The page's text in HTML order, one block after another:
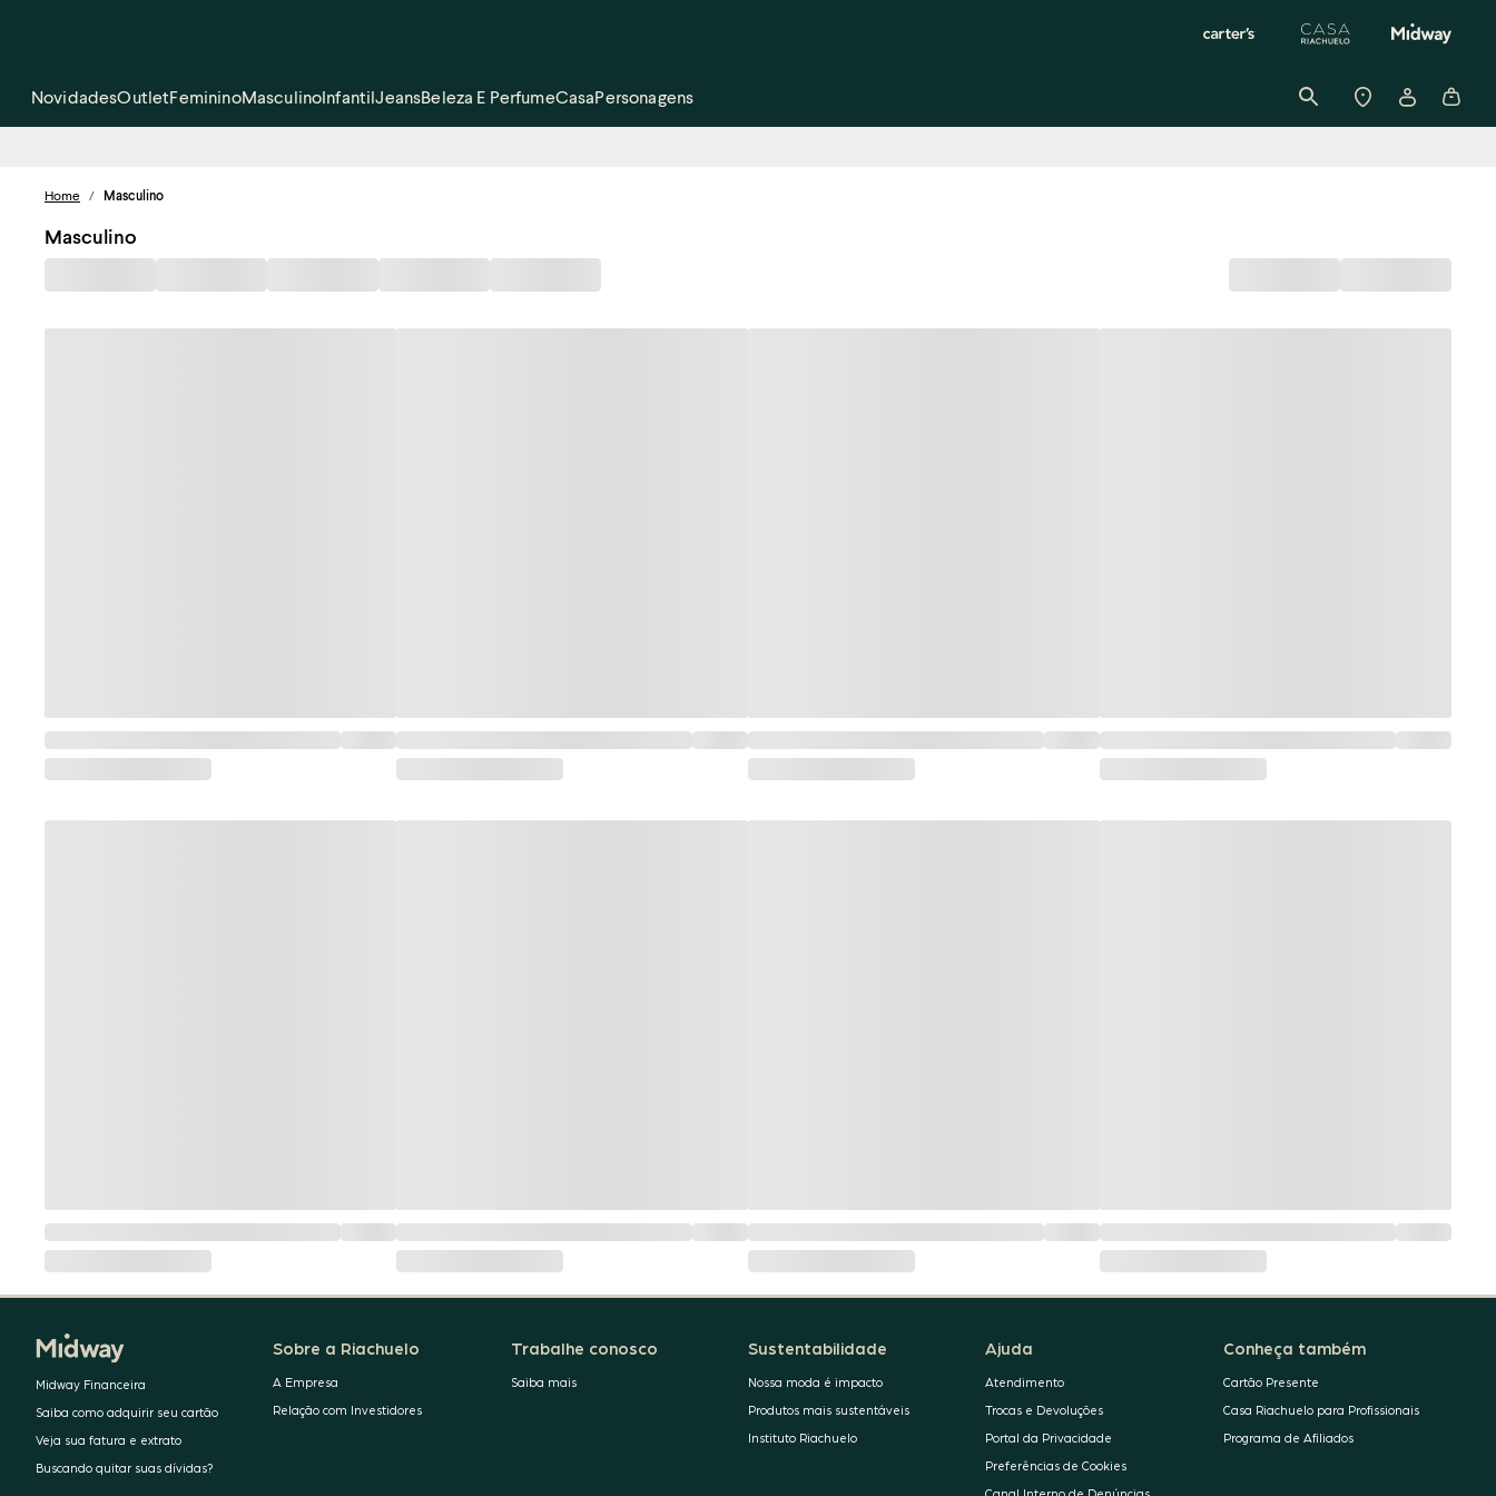
NovidadesOutletFemininoMasculinoInfantilJeansBeleza E PerfumeCasaPersonagens
Home / Masculino
Masculino
Midway Financeira
Saiba como adquirir seu cartão
Veja sua fatura e extrato
Buscando quitar suas dívidas?
Sobre a Riachuelo
A Empresa
Relação com Investidores
Trabalhe conosco
Saiba mais
Sustentabilidade
Nossa moda é impacto
Produtos mais sustentáveis
Instituto Riachuelo
Ajuda
Atendimento
Trocas e Devoluções
Portal da Privacidade
Preferências de Cookies
Conheça também
Cartão Presente
Casa Riachuelo para Profissionais
Programa de Afiliados